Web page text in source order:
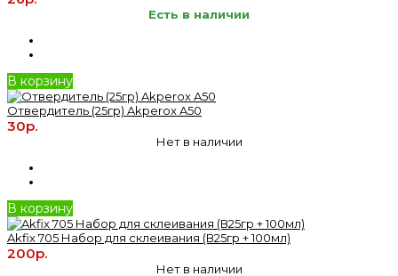
Есть в наличии
В корзину
Отвердитель (25гр) Akperox A50
30р.
Нет в наличии
В корзину
Akfix 705 Набор для склеивания (В25гр + 100мл)
200р.
Нет в наличии